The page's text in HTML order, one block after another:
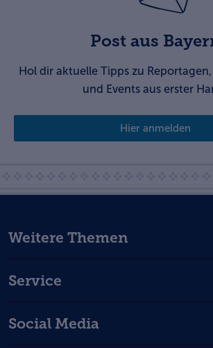
Post aus
Hol dir aktuelle Tipps zu
und Events aus erster
Hier anmelden
Social Media
Weitere Themen
Service